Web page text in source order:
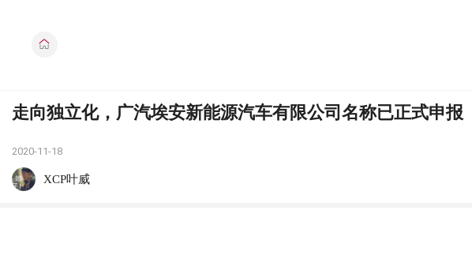
走向独立化，广汽埃安新能源汽车有限公司名称已正式申报
2020-11-18
XCP叶威